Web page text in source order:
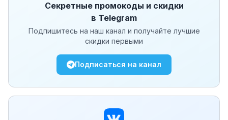
Секретные промокоды и скидки
в Telegram
Подпишитесь на наш канал и получайте лучшие
скидки первыми
Подписаться на канал